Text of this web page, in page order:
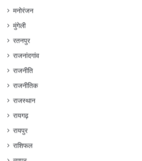
मनोरंजन
मुंगेली
रतनपुर
राजनांदगांव
राजनीति
राजनीतिक
राजस्थान
रायगढ़
रायपुर
राशिफल